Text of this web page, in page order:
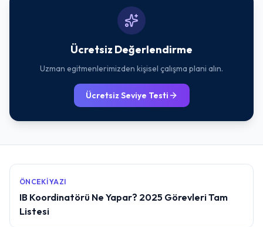
Ücretsiz Değerlendirme
Uzman egitmenlerimizden kişisel çalışma plani alın.
Ücretsiz Seviye Testi
ÖNCEKI YAZI
IB Koordinatörü Ne Yapar? 2025 Görevleri Tam
Listesi